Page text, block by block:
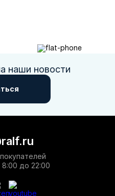
наши новости
до 22:00